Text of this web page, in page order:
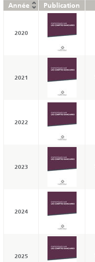
Année Publication
2020
2021
2022
2023
2024
2025